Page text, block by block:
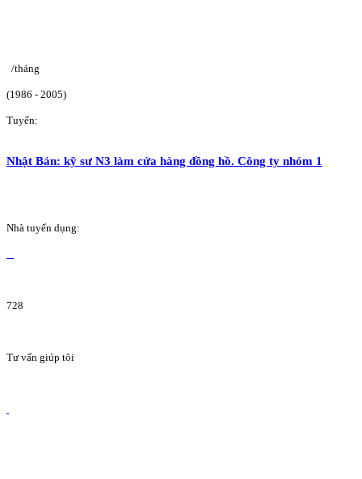
/tháng
(1986 - 2005)
Tuyển:
Nhật Bản: kỹ sư N3 làm cửa hàng đồng hồ. Công ty nhóm 1
Nhà tuyển dụng:
728
Tư vấn giúp tôi